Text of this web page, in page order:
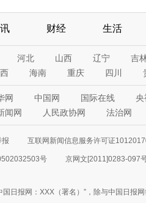
财经 生活
河北 山西 辽宁 吉
海南 重庆 四川
网 中国网 国际在线 央
闻网 人民政协网 法治网
报 互联网新闻信息服务许可证
号 京网文[2011]0283-097
日报网：XXX（署名）”，除与中国日